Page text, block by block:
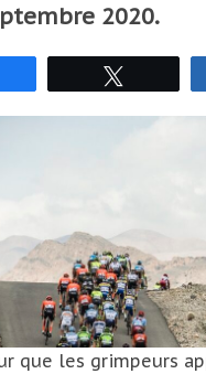
2020.
que les grimpeurs